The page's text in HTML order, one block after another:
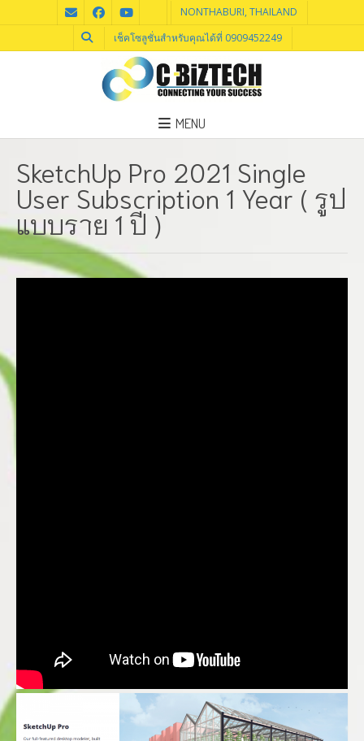
NONTHABURI, THAILAND
เช็คโซลูชั่นสำหรับคุณได้ที่ 0909452249
MENU
SketchUp Pro 2021 Single
User Subscription 1 Year ( รูป
แบบราย 1 ปี )